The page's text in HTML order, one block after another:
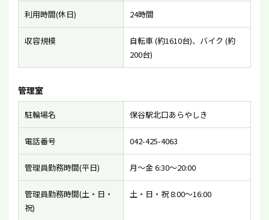
利用時間(休日) 24時間
収容規模
自転車 (約1610台)、バイク (約
200台)
管理室
駐輪場名 保谷駅北口あらやしき
電話番号 042-425-4063
管理員勤務時間(平日) 月〜金 6:30〜20:00
管理員勤務時間(土・日・
祝)
土・日・祝 8:00〜16:00